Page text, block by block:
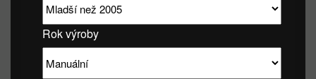
Rok výroby